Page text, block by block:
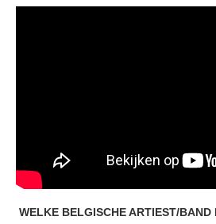
WELKE BELGISCHE ARTIEST/BAND